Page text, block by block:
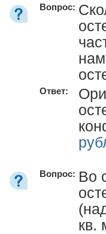
Вопрос:
Ответ:
Вопрос: Во
кв.